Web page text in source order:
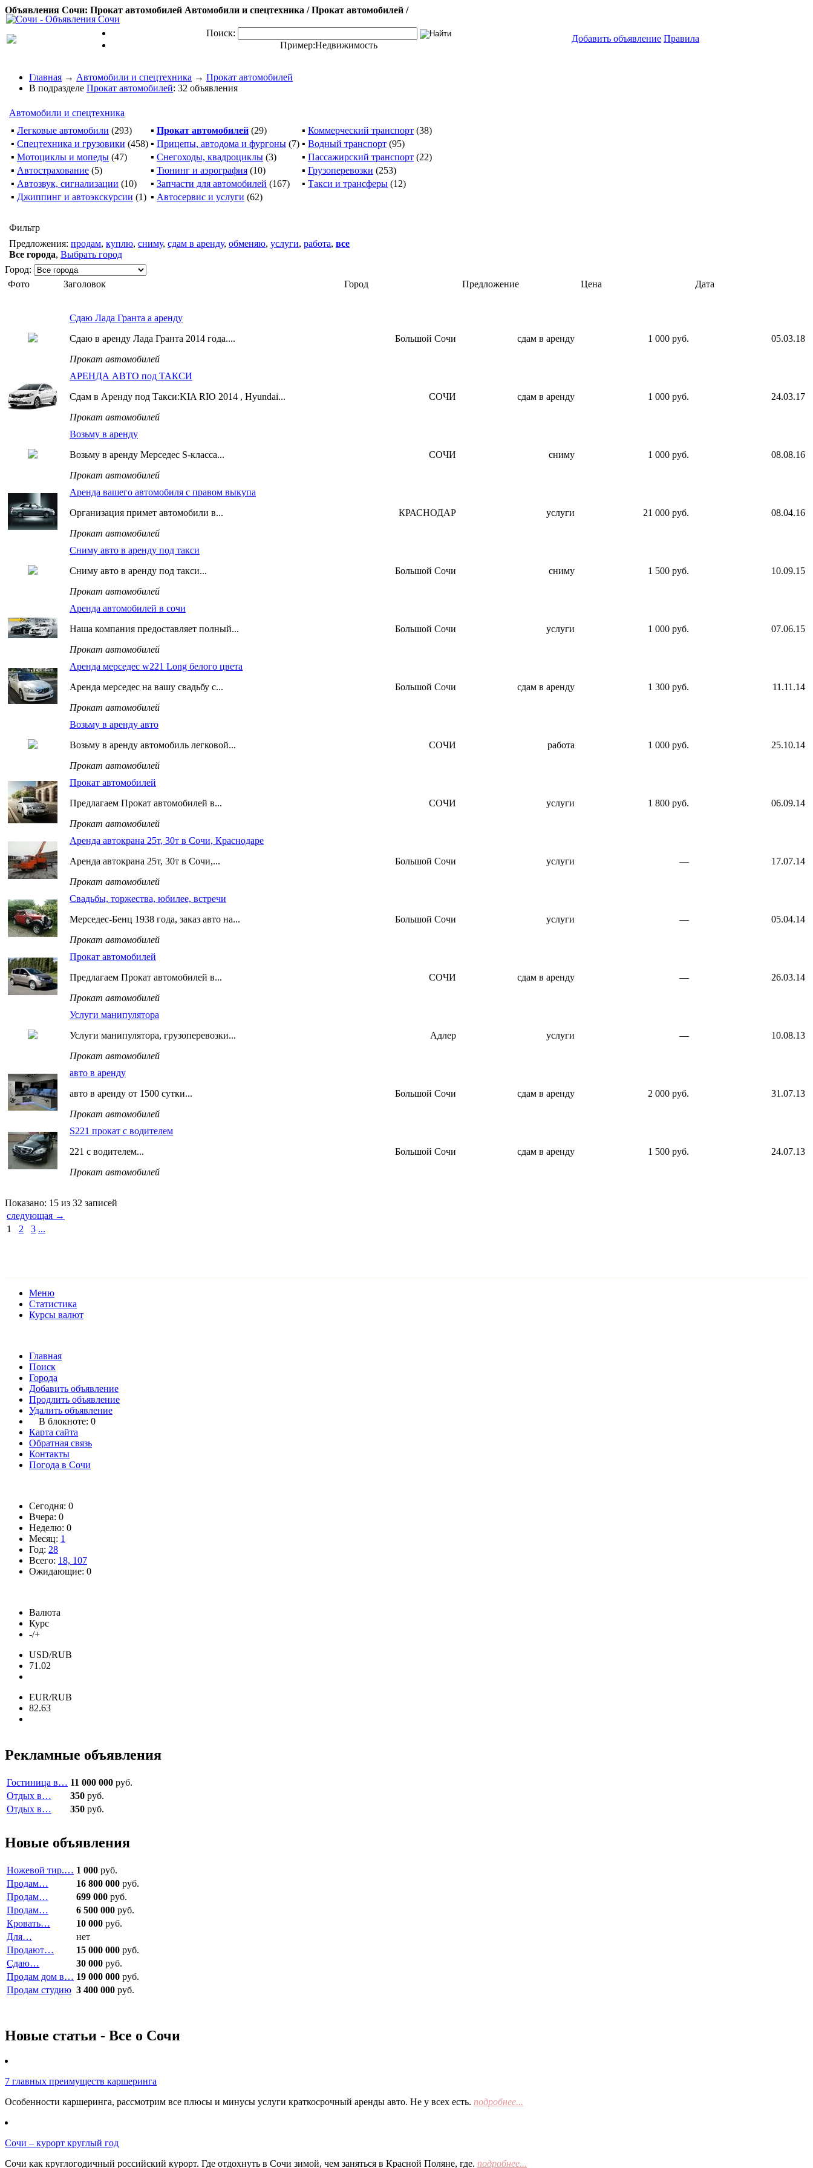
Объявления Сочи: Прокат автомобилей Автомобили и спецтехника / Прокат автомобилей /
Поиск:
Пример:Недвижимость
Добавить объявление Правила
Главная → Автомобили и спецтехника → Прокат автомобилей
В подразделе Прокат автомобилей: 32 объявления
Автомобили и спецтехника
▪ Легковые автомобили (293) ▪ Прокат автомобилей (29) ▪ Коммерческий транспорт (38)
▪ Спецтехника и грузовики (458) ▪ Прицепы, автодома и фургоны (7) ▪ Водный транспорт (95)
▪ Мотоциклы и мопеды (47) ▪ Снегоходы, квадроциклы (3) ▪ Пассажирский транспорт (22)
▪ Автострахование (5) ▪ Тюнинг и аэрография (10) ▪ Грузоперевозки (253)
▪ Автозвук, сигнализации (10) ▪ Запчасти для автомобилей (167) ▪ Такси и трансферы (12)
▪ Джиппинг и автоэкскурсии (1) ▪ Автосервис и услуги (62)
Фильтр
Предложения: продам, куплю, сниму, сдам в аренду, обменяю, услуги, работа, все
Все города, Выбрать город
Город:
Фото
Заголовок Город Предложение Цена Дата
Сдаю Лада Гранта а аренду
Сдаю в аренду Лада Гранта 2014 года....
Прокат автомобилей
Большой Сочи сдам в аренду 1 000 руб. 05.03.18
АРЕНДА АВТО под ТАКСИ
Сдам в Аренду под Такси:KIA RIO 2014 , Hyundai...
Прокат автомобилей
СОЧИ сдам в аренду 1 000 руб. 24.03.17
Возьму в аренду
Возьму в аренду Мерседес S-класса...
Прокат автомобилей
СОЧИ сниму 1 000 руб. 08.08.16
Аренда вашего автомобиля с правом выкупа
Организация примет автомобили в...
Прокат автомобилей
КРАСНОДАР услуги 21 000 руб. 08.04.16
Сниму авто в аренду под такси
Сниму авто в аренду под такси...
Прокат автомобилей
Большой Сочи сниму 1 500 руб. 10.09.15
Аренда автомобилей в сочи
Наша компания предоставляет полный...
Прокат автомобилей
Большой Сочи услуги 1 000 руб. 07.06.15
Аренда мерседес w221 Long белого цвета
Аренда мерседес на вашу свадьбу с...
Прокат автомобилей
Большой Сочи сдам в аренду 1 300 руб. 11.11.14
Возьму в аренду авто
Возьму в аренду автомобиль легковой...
Прокат автомобилей
СОЧИ работа 1 000 руб. 25.10.14
Прокат автомобилей
Предлагаем Прокат автомобилей в...
Прокат автомобилей
СОЧИ услуги 1 800 руб. 06.09.14
Аренда автокрана 25т, 30т в Сочи, Краснодаре
Аренда автокрана 25т, 30т в Сочи,...
Прокат автомобилей
Большой Сочи услуги — 17.07.14
Свадьбы, торжества, юбилее, встречи
Мерседес-Бенц 1938 года, заказ авто на...
Прокат автомобилей
Большой Сочи услуги — 05.04.14
Прокат автомобилей
Предлагаем Прокат автомобилей в...
Прокат автомобилей
СОЧИ сдам в аренду — 26.03.14
Услуги манипулятора
Услуги манипулятора, грузоперевозки...
Прокат автомобилей
Адлер услуги — 10.08.13
авто в аренду
авто в аренду от 1500 сутки...
Прокат автомобилей
Большой Сочи сдам в аренду 2 000 руб. 31.07.13
S221 прокат с водителем
221 с водителем...
Прокат автомобилей
Большой Сочи сдам в аренду 1 500 руб. 24.07.13
Показано: 15 из 32 записей
следующая →
1
2 3 ...
Меню
Статистика
Курсы валют
Главная
Поиск
Города
Добавить объявление
Продлить объявление
Удалить объявление
В блокноте: 0
Карта сайта
Обратная связь
Контакты
Погода в Сочи
Сегодня: 0
Вчера: 0
Неделю: 0
Месяц: 1
Год: 28
Всего: 18, 107
Ожидающие: 0
Валюта
Курс
-/+
USD/RUB
71.02
EUR/RUB
82.63
Рекламные объявления
Гостиница в… 11 000 000 руб.
Отдых в…
350 руб.
Отдых в…
350 руб.
Новые объявления
Ножевой тир.… 1 000 руб.
Продам…
16 800 000 руб.
Продам…
699 000 руб.
Продам…
6 500 000 руб.
Кровать…
10 000 руб.
Для…
нет
Продают…
15 000 000 руб.
Сдаю…
30 000 руб.
Продам дом в… 19 000 000 руб.
Продам студию 3 400 000 руб.
Новые статьи - Все о Сочи
7 главных преимуществ каршеринга
Особенности каршеринга, рассмотрим все плюсы и минусы услуги краткосрочный аренды авто. Не у всех есть. подробнее...
Сочи – курорт круглый год
Сочи как круглогодичный российский курорт. Где отдохнуть в Сочи зимой, чем заняться в Красной Поляне, где. подробнее...